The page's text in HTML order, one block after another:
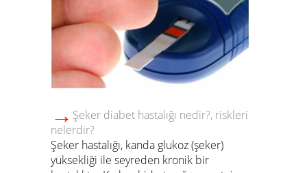
→ Şeker diabet hastalığı nedir?, riskleri
nelerdir?
Şeker hastalığı, kanda glukoz (şeker)
yüksekliği ile seyreden kronik bir